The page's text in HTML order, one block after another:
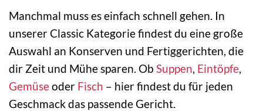
Manchmal muss es einfach schnell gehen. In
unserer Classic Kategorie findest du eine große
Auswahl an Konserven und Fertiggerichten, die
dir Zeit und Mühe sparen. Ob Suppen, Eintöpfe,
Gemüseoder Fisch – hier findest du für jeden
Geschmack das passende Gericht.